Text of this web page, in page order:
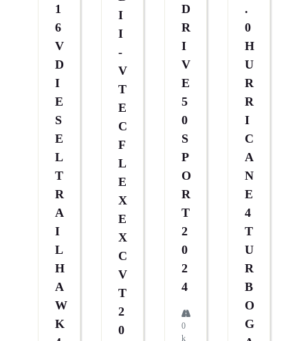
1
6
V
D
I
E
S
E
L
T
R
A
I
L
H
A
W
K
I
I
-
V
T
E
C
F
L
E
X
E
X
C
V
T
2
0
D
R
I
V
E
5
0
S
P
O
R
T
2
0
2
4
0
k
.
0
H
U
R
R
I
C
A
N
E
4
T
U
R
B
O
G